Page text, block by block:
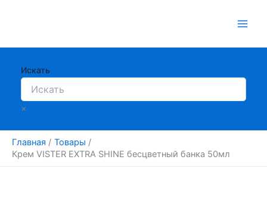
Искать
×
Главная
Товары
Крем VISTER EXTRA SHINE бесцветный банка 50мл